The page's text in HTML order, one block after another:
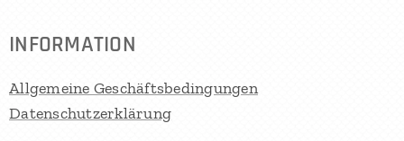
INFORMATION
Allgemeine Geschäftsbedingungen
Datenschutzerklärung